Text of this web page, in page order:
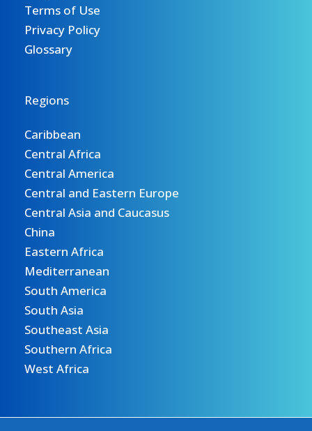
Terms of Use
Privacy Policy
Glossary
Regions
Caribbean
Central Africa
Central America
Central and Eastern Europe
Central Asia and Caucasus
China
Eastern Africa
Mediterranean
South America
South Asia
Southeast Asia
Southern Africa
West Africa